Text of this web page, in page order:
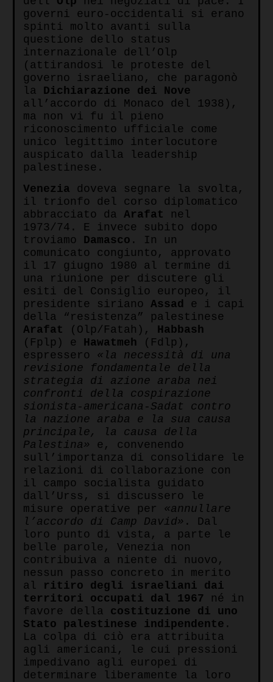
governi euro-occidentali si erano
spinti molto avanti sulla
questione dello status
internazionale dell’Olp
(attirandosi le proteste del
governo israeliano, che paragonò
la Dichiarazione dei Nove
all’accordo di Monaco del 1938),
ma non vi fu il pieno
riconoscimento ufficiale come
unico legittimo interlocutore
auspicato dalla leadership
palestinese.
Venezia doveva segnare la svolta,
il trionfo del corso diplomatico
abbracciato da Arafat nel
1973/74. E invece subito dopo
troviamo Damasco . In un
comunicato congiunto, approvato
il 17 giugno 1980 al termine di
una riunione per discutere gli
esiti del Consiglio europeo, il
presidente siriano Assad e i capi
della “resistenza” palestinese
Arafat (Olp/Fatah), Habbash
(Fplp) e Hawatmeh (Fdlp),
espressero «la necessità di una
revisione fondamentale della
strategia di azione araba nei
confronti della cospirazione
sionista-americana-Sadat contro
la nazione araba e la sua causa
principale, la causa della
Palestina» e, convenendo
sull’importanza di consolidare le
relazioni di collaborazione con
il campo socialista guidato
dall’Urss, si discussero le
misure operative per «annullare
l’accordo di Camp David» . Dal
loro punto di vista, a parte le
belle parole, Venezia non
contribuiva a niente di nuovo,
nessun passo concreto in merito
al ritiro degli israeliani dai
territori occupati dal 1967 né in
favore della costituzione di uno
Stato palestinese indipendente .
La colpa di ciò era attribuita
agli americani, le cui pressioni
impedivano agli europei di
determinare liberamente la loro